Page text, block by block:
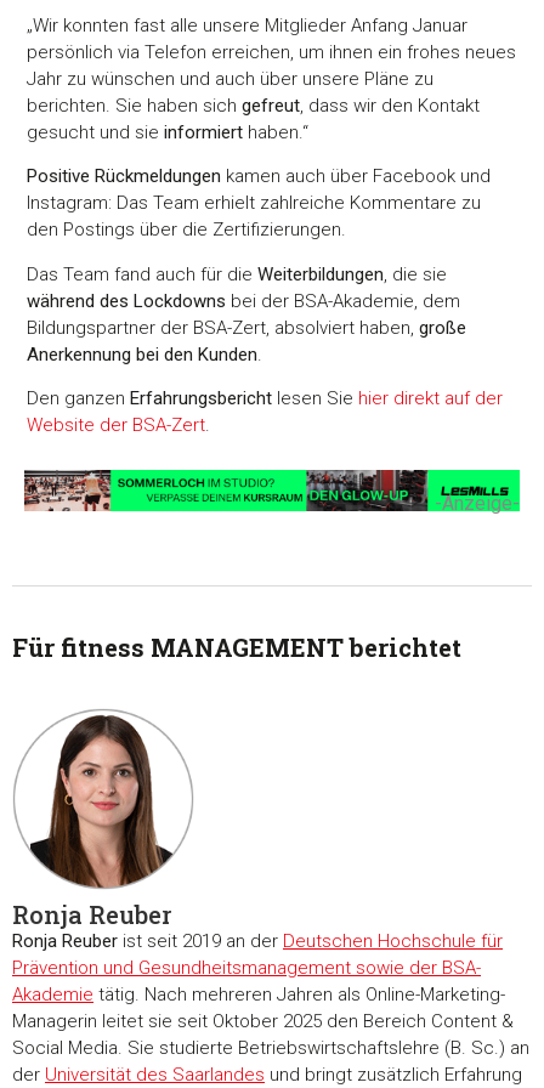
„Wir konnten fast alle unsere Mitglieder Anfang Januar
persönlich via Telefon erreichen, um ihnen ein frohes neues
Jahr zu wünschen und auch über unsere Pläne zu
berichten. Sie haben sichgefreut, dass wir den Kontakt
gesucht und sieinformiert haben.“
Positive Rückmeldungen kamen auch über Facebook und
Instagram: Das Team erhielt zahlreiche Kommentare zu
den Postings über die Zertifizierungen.
Das Team fand auch für dieWeiterbildungen , die sie
während des Lockdowns bei der BSA-Akademie, dem
Bildungspartner der BSA-Zert, absolviert haben,große
Anerkennung bei den Kunden
Den ganzenErfahrungsbericht lesen Sie hier direkt auf der
Website der BSA-Zert.
-Anzeige-
Für fitness MANAGEMENT berichtet
Ronja Reuber
Ronja Reuber ist seit 2019 an der Deutschen Hochschule für
Prävention und Gesundheitsmanagement sowie der BSA-
Akademie tätig. Nach mehreren Jahren als Online-Marketing-
Managerin leitet sie seit Oktober 2025 den Bereich Content &
Social Media. Sie studierte Betriebswirtschaftslehre (B. Sc.) an
der Universität des Saarlandes und bringt zusätzlich Erfahrung